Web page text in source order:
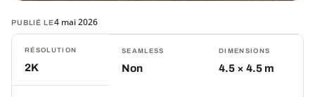
PUBLIÉ LE4 mai 2026
RÉSOLUTION
2K
SEAMLESS
Non
DIMENSIONS
4.5 × 4.5 m